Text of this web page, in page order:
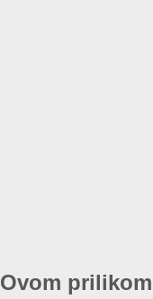
Ovom